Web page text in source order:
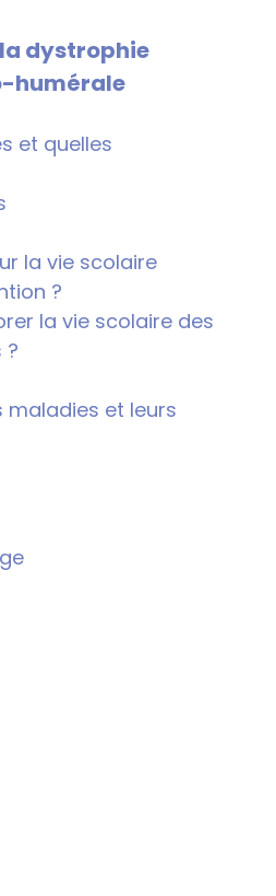
dystrophie
humérale
et quelles
la vie scolaire
?
la vie scolaire des
?
maladies et leurs